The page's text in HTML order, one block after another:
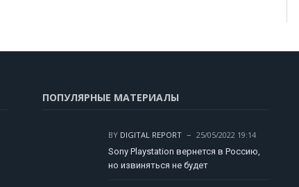
ПОПУЛЯРНЫЕ МАТЕРИАЛЫ
BY DIGITAL REPORT
25/05/2022 19:14
Sony Playstation вернется в Россию,
но извиняться не будет